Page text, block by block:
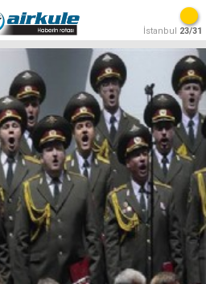
İstanbul 23/31